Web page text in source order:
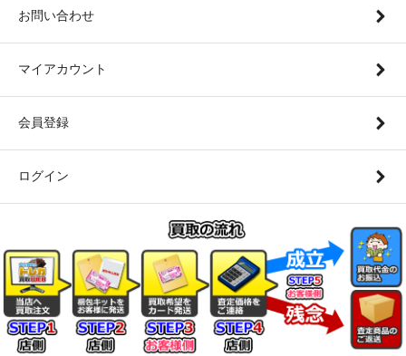
お問い合わせ
マイアカウント
会員登録
ログイン